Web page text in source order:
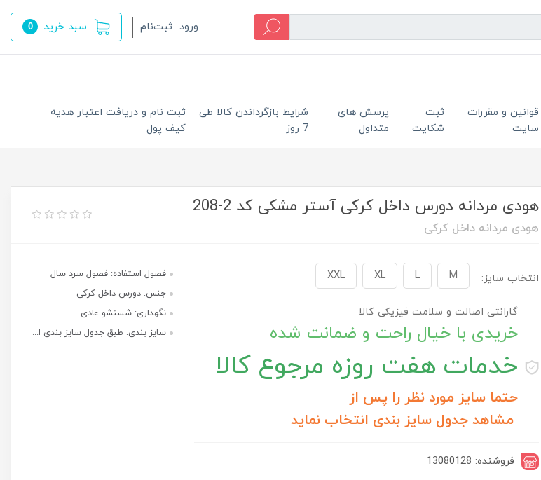
ورود ثبت‌نام سبد خرید 0
قوانین و مقررات
سایت
ثبت
شکایت
پرسش های
متداول
شرایط بازگرداندن کالا طی
7 روز
ثبت نام و دریافت اعتبار هدیه
کیف پول
هودی مردانه دورس داخل کرکی آستر مشکی کد 2-208
هودی مردانه داخل کرکی
انتخاب سایز: M
L
XL
XXL
گارانتی اصالت و سلامت فیزیکی کالا
خریدی با خیال راحت و ضمانت شده
خدمات هفت روزه مرجوع کالا
حتما سایز مورد نظر را پس از
مشاهد جدول سایز بندی انتخاب نماید
فروشنده: 13080128
فصول استفاده: فصول سرد سال
جنس: دورس داخل کرکی
نگهداری: شستشو عادی
سایز بندی: طبق جدول سایز بندی ا...